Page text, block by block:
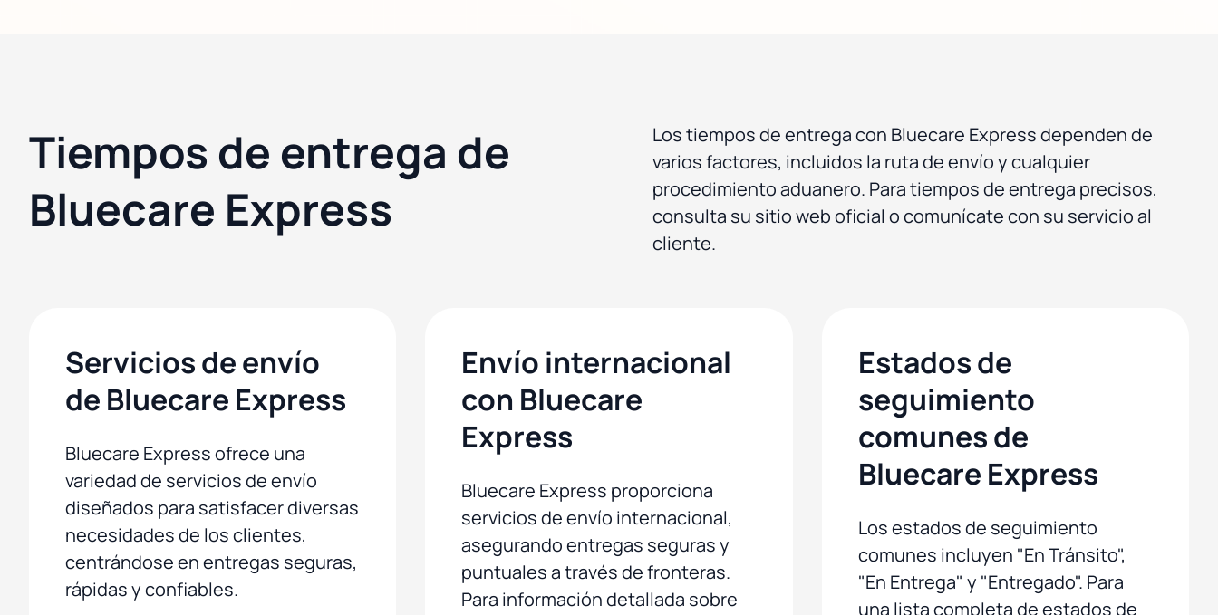
Tiempos de entrega de
Bluecare Express
Los tiempos de entrega con Bluecare Express dependen de
varios factores, incluidos la ruta de envío y cualquier
procedimiento aduanero. Para tiempos de entrega precisos,
consulta su sitio web oficial o comunícate con su servicio al
cliente.
Servicios de envío
de Bluecare Express
Bluecare Express ofrece una
variedad de servicios de envío
diseñados para satisfacer diversas
necesidades de los clientes,
centrándose en entregas seguras,
rápidas y confiables.
Envío internacional
con Bluecare
Express
Bluecare Express proporciona
servicios de envío internacional,
asegurando entregas seguras y
puntuales a través de fronteras.
Para información detallada sobre
Estados de
seguimiento
comunes de
Bluecare Express
Los estados de seguimiento
comunes incluyen "En Tránsito",
"En Entrega" y "Entregado". Para
una lista completa de estados de